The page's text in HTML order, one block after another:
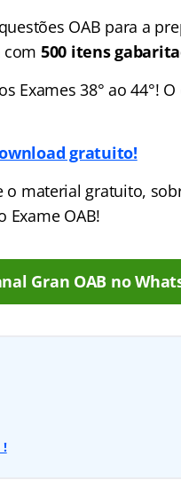
OAB para a
com 500 itens
Exames 38° ao 44°!
gratuito!
o material gratuito,
Exame OAB!
Gran OAB no
!